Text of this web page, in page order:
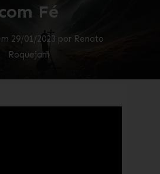
Fé
29/01/2023 por Renato
Roquejani